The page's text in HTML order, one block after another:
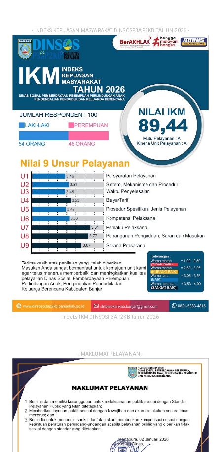
- INDEKS KEPUASAN MASYARAKAT DINSOSP3AP2KB TAHUN 2026 -
Indeks IKM DINSOSP3AP2KB Tahun 2026
- MAKLUMAT PELAYANAN -